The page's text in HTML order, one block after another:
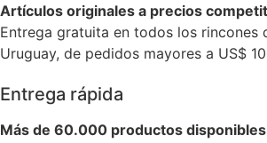
Artículos originales a precios
Entrega gratuita en todos los rincones
Uruguay, de pedidos mayores a US$
Entrega rápida
Más de 60.000 productos disponibles